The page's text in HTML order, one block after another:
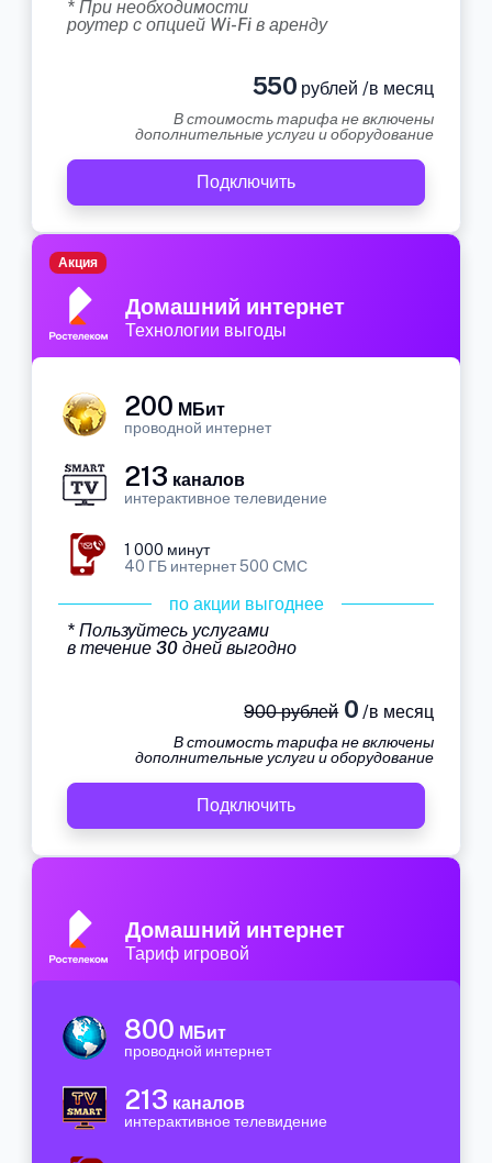
* При необходимости
роутер с опцией Wi-Fi в аренду
550 рублей /в месяц
В стоимость тарифа не включены
дополнительные услуги и оборудование
Подключить
Домашний интернет
Технологии выгоды
Акция
200 МБит
проводной интернет
213 каналов
интерактивное телевидение
1 000 минут
40 ГБ интернет 500 СМС
по акции выгоднее
* Пользуйтесь услугами
в течение 30 дней выгодно
900 рублей0 /в месяц
В стоимость тарифа не включены
дополнительные услуги и оборудование
Подключить
Домашний интернет
Тариф игровой
800 МБит
проводной интернет
213 каналов
интерактивное телевидение